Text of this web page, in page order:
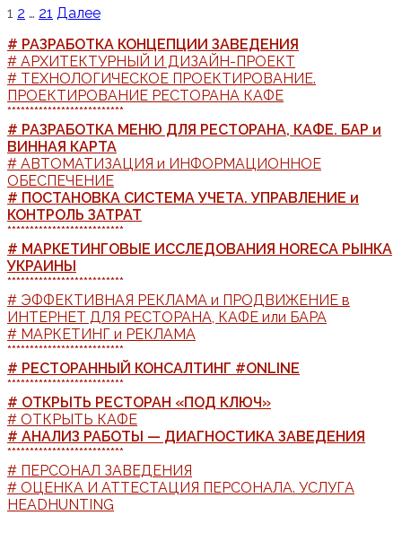
1 2 … 21 Далее
# РАЗРАБОТКА КОНЦЕПЦИИ ЗАВЕДЕНИЯ
# АРХИТЕКТУРНЫЙ И ДИЗАЙН-ПРОЕКТ
# ТЕХНОЛОГИЧЕСКОЕ ПРОЕКТИРОВАНИЕ.
ПРОЕКТИРОВАНИЕ РЕСТОРАНА КАФЕ
**************************
# РАЗРАБОТКА МЕНЮ ДЛЯ РЕСТОРАНА, КАФЕ. БАР и
ВИННАЯ КАРТА
# АВТОМАТИЗАЦИЯ и ИНФОРМАЦИОННОЕ
ОБЕСПЕЧЕНИЕ
# ПОСТАНОВКА СИСТЕМА УЧЕТА. УПРАВЛЕНИЕ и
КОНТРОЛЬ ЗАТРАТ
**************************
# МАРКЕТИНГОВЫЕ ИССЛЕДОВАНИЯ HORECA РЫНКА
УКРАИНЫ
**************************
# ЭФФЕКТИВНАЯ РЕКЛАМА и ПРОДВИЖЕНИЕ в
ИНТЕРНЕТ ДЛЯ РЕСТОРАНА, КАФЕ или БАРА
# МАРКЕТИНГ и РЕКЛАМА
**************************
# РЕСТОРАННЫЙ КОНСАЛТИНГ #ONLINE
**************************
# ОТКРЫТЬ РЕСТОРАН «ПОД КЛЮЧ»
# ОТКРЫТЬ КАФЕ
# АНАЛИЗ РАБОТЫ — ДИАГНОСТИКА ЗАВЕДЕНИЯ
**************************
# ПЕРСОНАЛ ЗАВЕДЕНИЯ
# ОЦЕНКА И АТТЕСТАЦИЯ ПЕРСОНАЛА. УСЛУГА
HEADHUNTING